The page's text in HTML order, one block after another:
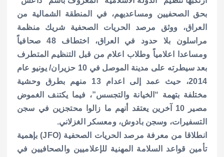
بحق الصحفيين ومساعديهم، في المنطقة الشمالية من
العراق، ووثق مرصد الحريات الصحفية شريك منظمة
مراسلون بلا حدود في العراق، اختطاف 48 صحافياً
ومساعدا اعلامياً وطلاب اعلام من قبل التنظيم المتطرف
بعد سيطرته على مدينة الموصل في 10 حزيران/ يونيو عام
2014، حيث عمد إلى اعدام 13 منهم بطرق وحشية
مختلفة بتهمة “الخيانة والتجسس”، فيما يكتنف الغموض
مصير 10 آخرين يعتقد أنهم ما زالوا محتجزين في سجن
التسفيرات، وسجن بادوش، ومعسكر الغزلاني.
انطلاقا من معرفة مرصد الحريات الصحفية (JFO) بإهمية
تأمين قواعد السلامة المهنية للإعلاميين والصحافيين في